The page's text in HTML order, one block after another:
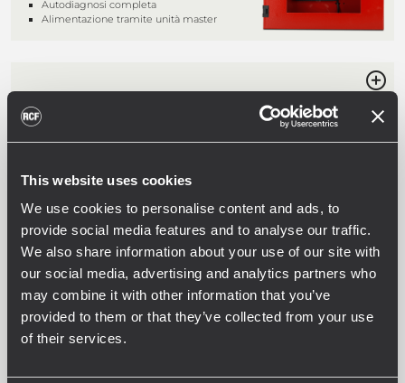
This website uses cookies
We use cookies to personalise content and ads, to
provide social media features and to analyse our traffic.
We also share information about your use of our site with
our social media, advertising and analytics partners who
may combine it with other information that you’ve
provided to them or that they’ve collected from your use
of their services.
Autodiagnosi completa
Alimentazione tramite unità master
BASE MICROFONICA DI EMERGENZA DA
Attivazione di messaggi preregistrati
Autodiagnosi completa
Alimentazione tramite unità master
ME 3801
MICROFONO DI EMERGENZA DA
PARETE
Annunci di emergenza dal vivo